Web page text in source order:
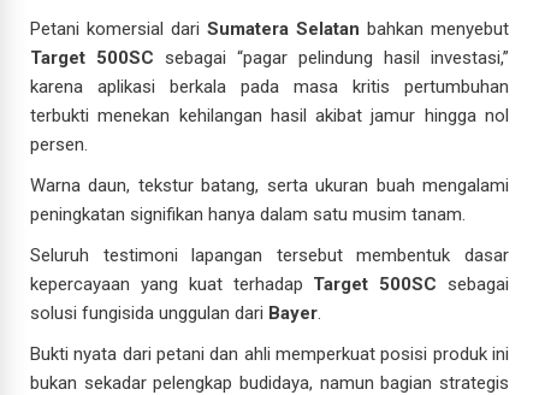
Petani komersial dari Sumatera Selatan bahkan menyebut
Target 500SC sebagai “pagar pelindung hasil investasi,”
karena aplikasi berkala pada masa kritis pertumbuhan
terbukti menekan kehilangan hasil akibat jamur hingga nol
persen.
Warna daun, tekstur batang, serta ukuran buah mengalami
peningkatan signifikan hanya dalam satu musim tanam.
Seluruh testimoni lapangan tersebut membentuk dasar
kepercayaan yang kuat terhadap Target 500SC sebagai
solusi fungisida unggulan dari Bayer.
Bukti nyata dari petani dan ahli memperkuat posisi produk ini
bukan sekadar pelengkap budidaya, namun bagian strategis